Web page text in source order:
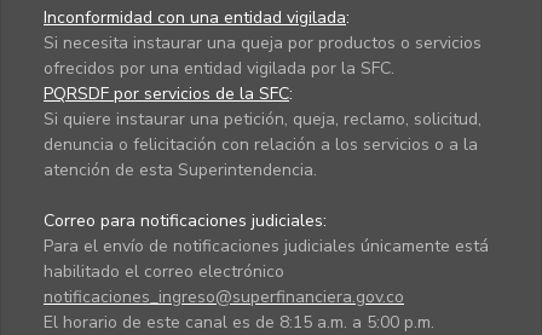
Inconformidad con una entidad vigilada:
Si necesita instaurar una queja por productos o servicios
ofrecidos por una entidad vigilada por la SFC.
PQRSDF por servicios de la SFC:
Si quiere instaurar una petición, queja, reclamo, solicitud,
denuncia o felicitación con relación a los servicios o a la
atención de esta Superintendencia.
Correo para notificaciones judiciales:
Para el envío de notificaciones judiciales únicamente está
habilitado el correo electrónico
notificaciones_ingreso@superfinanciera.gov.co
El horario de este canal es de 8:15 a.m. a 5:00 p.m.